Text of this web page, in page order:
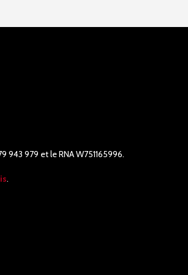
943 979 et le RNA W751165996.
.